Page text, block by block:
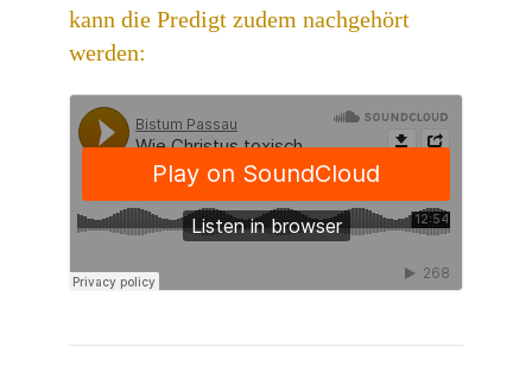
kann die Predigt zudem nachgehört
werden: